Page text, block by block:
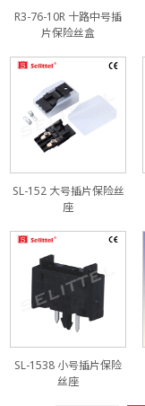
R3-76-10R 十路中号插
片保险丝盒
SL-152 大号插片保险丝
座
SL-1538 小号插片保险
丝座